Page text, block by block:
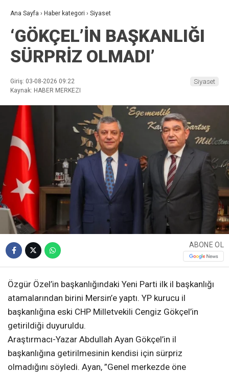
Ana Sayfa › Haber kategori › Siyaset
‘GÖKÇEL’İN BAŞKANLIĞI
SÜRPRİZ OLMADI’
Giriş: 03-08-2026 09:22
Kaynak: HABER MERKEZI
Siyaset
ABONE OL
Özgür Özel’in başkanlığındaki Yeni Parti ilk il başkanlığı
atamalarından birini Mersin’e yaptı. YP kurucu il
başkanlığına eski CHP Milletvekili Cengiz Gökçel’in
getirildiği duyuruldu.
Araştırmacı-Yazar Abdullah Ayan Gökçel’in il
başkanlığına getirilmesinin kendisi için sürpriz
olmadığını söyledi. Ayan, ”Genel merkezde öne